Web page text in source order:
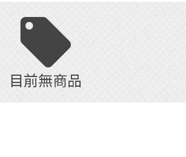
目前無商品